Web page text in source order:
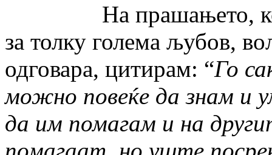
На прашањето, кои
за толку голема љубов,
одговара, цитирам: “Го
можно повеќе да знам и
да им помагам и на